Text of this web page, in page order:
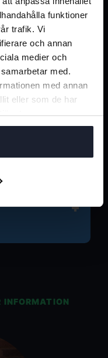
funktioner
trafik. Vi
och annan
medier och
med.
med annan
eller som de har
för
vid
INFORMATION